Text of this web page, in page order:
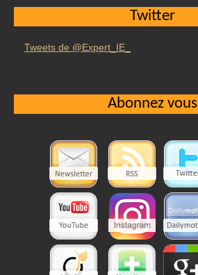
Twitter
Tweets de @Expert_IE_
Abonnez vous